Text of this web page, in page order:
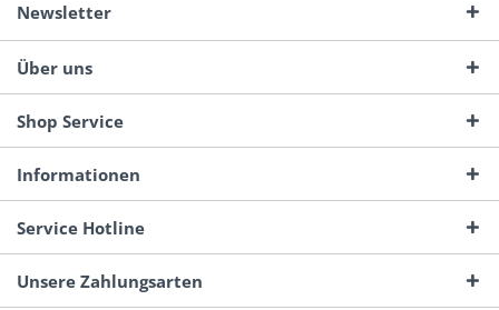
Newsletter
Über uns
Shop Service
Informationen
Service Hotline
Unsere Zahlungsarten